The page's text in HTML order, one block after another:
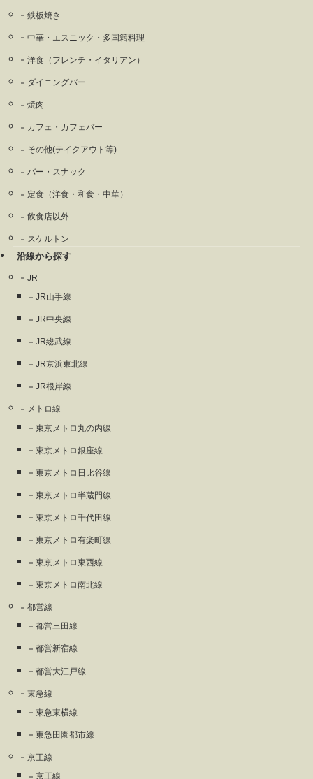
鉄板焼き
中華・エスニック・多国籍料理
洋食（フレンチ・イタリアン）
ダイニングバー
焼肉
カフェ・カフェバー
その他(テイクアウト等)
バー・スナック
定食（洋食・和食・中華）
飲食店以外
スケルトン
沿線から探す
JR
JR山手線
JR中央線
JR総武線
JR京浜東北線
JR根岸線
メトロ線
東京メトロ丸の内線
東京メトロ銀座線
東京メトロ日比谷線
東京メトロ半蔵門線
東京メトロ千代田線
東京メトロ有楽町線
東京メトロ東西線
東京メトロ南北線
都営線
都営三田線
都営新宿線
都営大江戸線
東急線
東急東横線
東急田園都市線
京王線
京王線